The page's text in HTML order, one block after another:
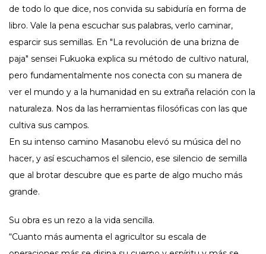
de todo lo que dice, nos convida su sabiduría en forma de
libro. Vale la pena escuchar sus palabras, verlo caminar,
esparcir sus semillas. En "La revolución de una brizna de
paja" sensei Fukuoka explica su método de cultivo natural,
pero fundamentalmente nos conecta con su manera de
ver el mundo y a la humanidad en su extraña relación con la
naturaleza. Nos da las herramientas filosóficas con las que
cultiva sus campos.
En su intenso camino Masanobu elevó su música del no
hacer, y así escuchamos el silencio, ese silencio de semilla
que al brotar descubre que es parte de algo mucho más
grande.
Su obra es un rezo a la vida sencilla.
“Cuanto más aumenta el agricultor su escala de